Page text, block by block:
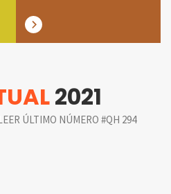
2021
ÚLTIMO NÚMERO #QH 294